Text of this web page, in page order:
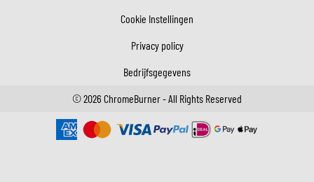
Cookie Instellingen
Privacy policy
Bedrijfsgegevens
©2026 ChromeBurner - All Rights Reserved